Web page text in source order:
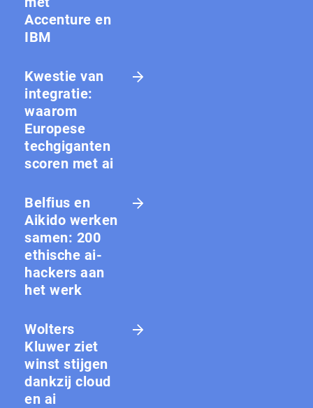
Accenture en
IBM
Kwestie van
integratie:
waarom
Europese
techgiganten
scoren met ai
Belfius en
Aikido werken
samen: 200
ethische ai-
hackers aan
het werk
Wolters
Kluwer ziet
winst stijgen
dankzij cloud
en ai